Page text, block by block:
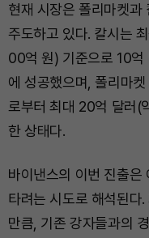
현재 시장은 폴리마켓
주도하고 있다. 칼시는
00억 원) 기준으로 10억
에 성공했으며, 폴리마
로부터 최대 20억 달러(
한 상태다.
바이낸스의 이번 진출은
타려는 시도로 해석된다
만큼, 기존 강자들과의